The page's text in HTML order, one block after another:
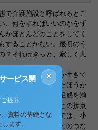
介護施設と呼ばれるとこ
、何をすればいいのかをず
がほとんどのことをしてく
することがない。最初のう
？それはきっと、寂しく悲
ると思う。その人が生きて
事をある程度やったほうが
とがあるという充足感を満
加というか、地域との接点
地元の老人ホームでは、小
りなどでしか地域とのつな
×
ービス開
ご提供
資料の基礎とな
ます。